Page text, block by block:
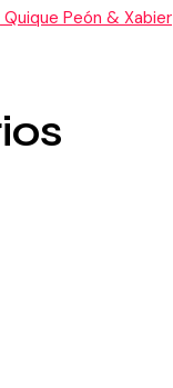
Peón & Xabier